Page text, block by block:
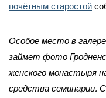
почётным старостой
Особое место в
займет фото
женского монастыря
средства семинарии.